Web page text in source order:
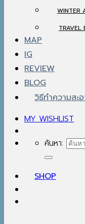
WINTER
TRAVEL
MAP
IG
REVIEW
BLOG
วิธีทำความสะ
MY WISHLIST
ค้นหา:
SHOP